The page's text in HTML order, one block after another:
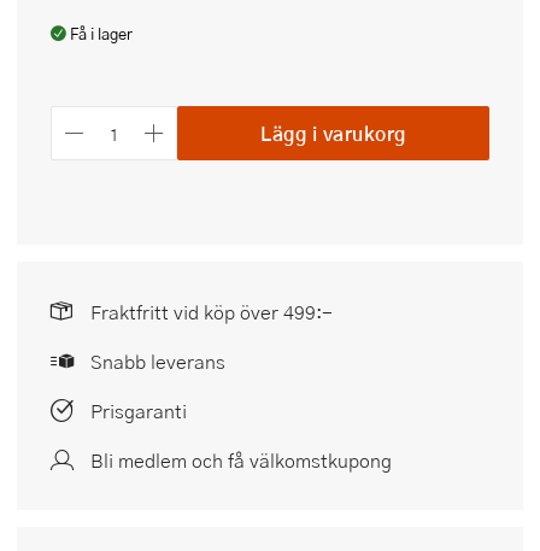
Få i lager
Lägg i varukorg
Fraktfritt vid köp över 499:-
Snabb leverans
Prisgaranti
Bli medlem och få välkomstkupong